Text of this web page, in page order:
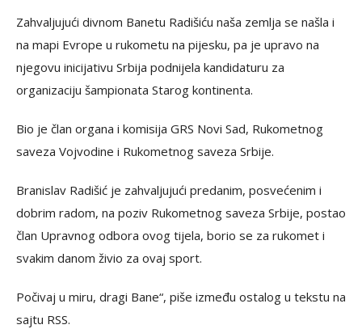
Zahvaljujući divnom Banetu Radišiću naša zemlja se našla i
na mapi Evrope u rukometu na pijesku, pa je upravo na
njegovu inicijativu Srbija podnijela kandidaturu za
organizaciju šampionata Starog kontinenta.
Bio je član organa i komisija GRS Novi Sad, Rukometnog
saveza Vojvodine i Rukometnog saveza Srbije.
Branislav Radišić je zahvaljujući predanim, posvećenim i
dobrim radom, na poziv Rukometnog saveza Srbije, postao
član Upravnog odbora ovog tijela, borio se za rukomet i
svakim danom živio za ovaj sport.
Počivaj u miru, dragi Bane“, piše između ostalog u tekstu na
sajtu RSS.